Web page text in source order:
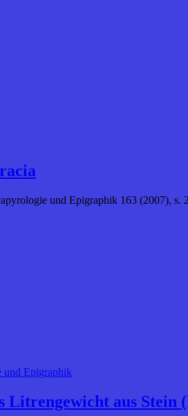
und Epigraphik 163 (2007), s.
und Epigraphik
Litrengewicht aus Stein